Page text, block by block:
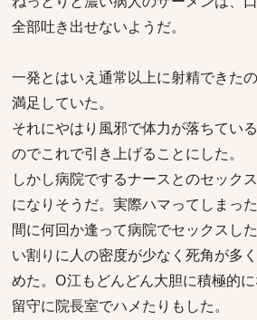
全部吐き出せないようだ。
一発とはいえ通常以上に射精できた
満足していた。
それにやはり風邪で体力が落ちてい
のでこれで引き上げることにした。
しかし病院でするナースとのセック
になりそうだ。実際ハマってしまっ
間に何回か逢って病院でセックスし
い割りに人の密度が少なく死角が多
めた。O江もどんどん大胆に積極的
留守に院長室でハメたりもした。